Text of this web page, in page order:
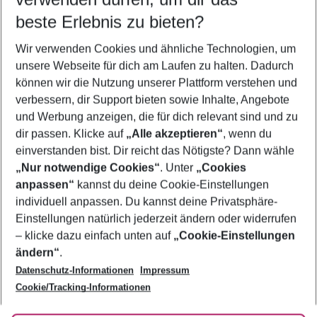
5-8 Nächte
2 Erwachsene Keine Kinder
Mehr Filter anzeigen
Footer
Footer navigation
Über uns
AGB
Bestpreisgarantie
Cookie-Einstellungen ändern
Cookie-Richtlinie
Agenturbetreuung
Barrierefreies Reisen
Folge uns
beste Erlebnis zu bieten?
Wir verwenden Cookies und ähnliche Technologien, um
unsere Webseite für dich am Laufen zu halten. Dadurch
können wir die Nutzung unserer Plattform verstehen und
verbessern, dir Support bieten sowie Inhalte, Angebote
und Werbung anzeigen, die für dich relevant sind und zu
dir passen. Klicke auf „Alle akzeptieren“, wenn du
einverstanden bist. Dir reicht das Nötigste? Dann wähle
„Nur notwendige Cookies“. Unter „Cookies
anpassen“ kannst du deine Cookie-Einstellungen
individuell anpassen. Du kannst deine Privatsphäre-
Einstellungen natürlich jederzeit ändern oder widerrufen
– klicke dazu einfach unten auf „Cookie-Einstellungen
ändern“.
Datenschutz-Informationen
Impressum
Cookie/Tracking-Informationen